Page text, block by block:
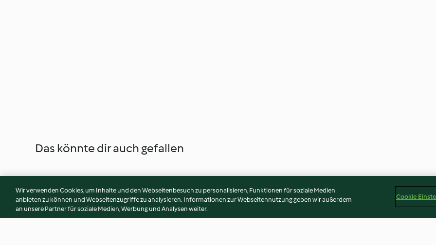
Das könnte dir auch gefallen
Wir verwenden Cookies, um Inhalte und den Webseitenbesuch zu personalisieren, Funktionen für soziale Medien
anbieten zu können und Webseitenzugriffe zu analysieren. Informationen zur Webseitennutzung geben wir außerdem
an unsere Partner für soziale Medien, Werbung und Analysen weiter.
Cookie